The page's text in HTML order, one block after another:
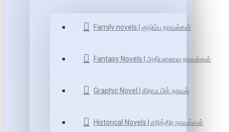
Family novels | குடும்ப நாவல்கள்
Fantasy Novels | அதிபுனைவு நாவல்கள்
Graphic Novel | கிராஃ பிக் நாவல்
Historical Novels | சரித்திர நாவல்கள்